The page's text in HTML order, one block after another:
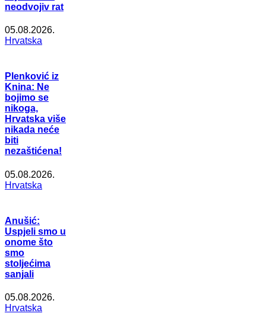
neodvojiv rat
05.08.2026.
Hrvatska
Plenković iz
Knina: Ne
bojimo se
nikoga,
Hrvatska više
nikada neće
biti
nezaštićena!
05.08.2026.
Hrvatska
Anušić:
Uspjeli smo u
onome što
smo
stoljećima
sanjali
05.08.2026.
Hrvatska